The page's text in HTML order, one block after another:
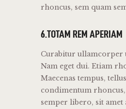
rhoncus, sem quam
6.TOTAM REM APERIAM
Curabitur ullamcorper
Nam eget dui. Etiam
Maecenas tempus,
condimentum
semper libero, sit amet